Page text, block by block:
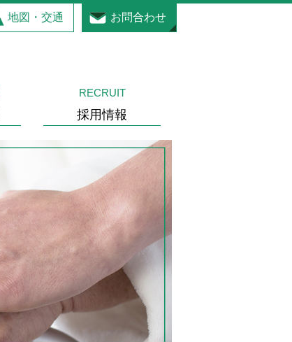
地図・交通 お問合わせ
RECRUIT
採用情報